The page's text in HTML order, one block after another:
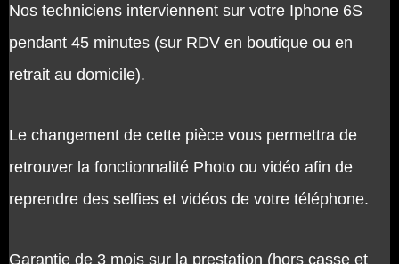
Nos techniciens interviennent sur votre Iphone 6S
pendant 45 minutes (sur RDV en boutique ou en
retrait au domicile).
Le changement de cette pièce vous permettra de
retrouver la fonctionnalité Photo ou vidéo afin de
reprendre des selfies et vidéos de votre téléphone.
Garantie de 3 mois sur la prestation (hors casse et